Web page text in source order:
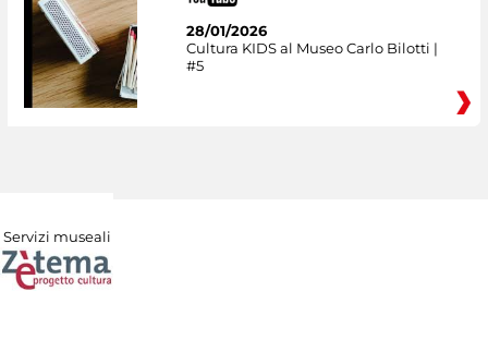
28/01/2026
Cultura KIDS al Museo Carlo Bilotti |
#5
Servizi museali